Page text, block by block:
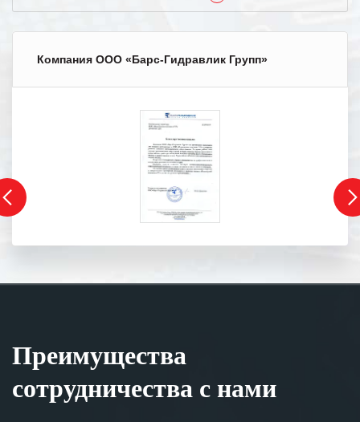
Компания ООО «Барс-Гидравлик Групп»
Преимущества
сотрудничества с нами